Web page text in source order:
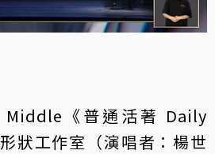
《普通活著 Daily
狀工作室（演唱者：楊世